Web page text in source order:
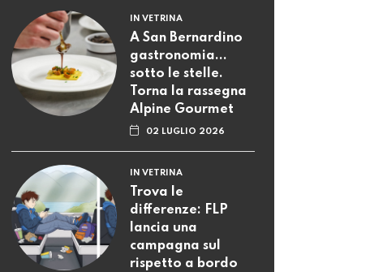
IN VETRINA
A San Bernardino
gastronomia...
sotto le stelle.
Torna la rassegna
Alpine Gourmet
02 LUGLIO 2026
IN VETRINA
Trova le
differenze: FLP
lancia una
campagna sul
rispetto a bordo